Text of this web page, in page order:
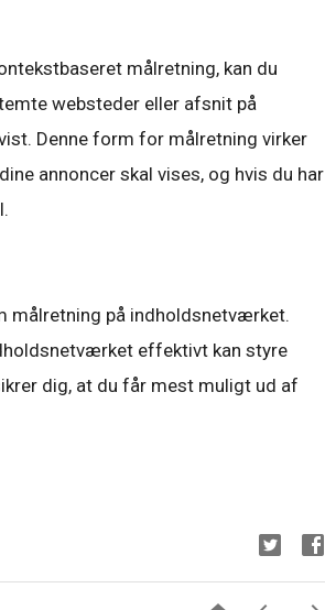
målretning, kan du
websteder eller afsnit på
Denne form for målretning virker
annoncer skal vises, og hvis du har
målretning på indholdsnetværket.
effektivt kan styre
dig, at du får mest muligt ud af